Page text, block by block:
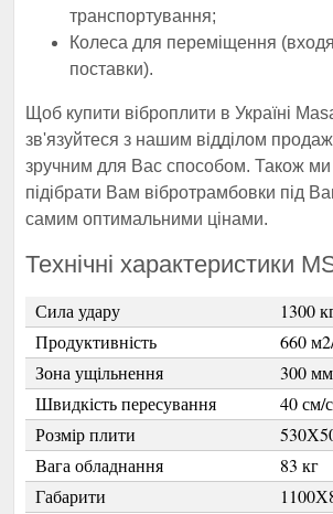
транспортування;
Колеса для переміщення
поставки).
Щоб купити віброплити в Україні
зв'язуйтеся з нашим відділом
зручним для Вас способом. Також
підібрати Вам вібротрамбовки під
самим оптимальними цінами.
Технічні характеристики
Сила удару
1300
Продуктивність
660
Зона ущільнення
300 мм
Швидкість пересування
40 см/
Розмір плити
Вага обладнання
83 кг
Габарити